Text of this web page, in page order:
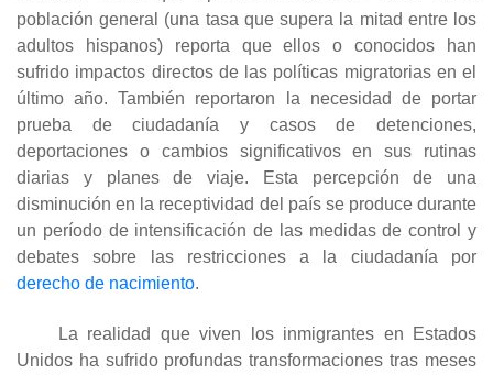
población general (una tasa que supera la mitad entre los
adultos hispanos) reporta que ellos o conocidos han
sufrido impactos directos de las políticas migratorias en el
último año. También reportaron la necesidad de portar
prueba de ciudadanía y casos de detenciones,
deportaciones o cambios significativos en sus rutinas
diarias y planes de viaje. Esta percepción de una
disminución en la receptividad del país se produce durante
un período de intensificación de las medidas de control y
debates sobre las restricciones a la ciudadanía por
derecho de nacimiento.
La realidad que viven los inmigrantes en Estados
Unidos ha sufrido profundas transformaciones tras meses